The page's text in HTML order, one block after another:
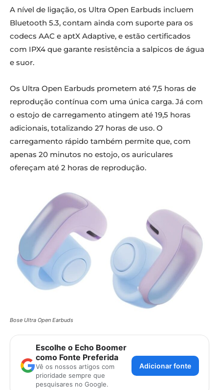
A nível de ligação, os Ultra Open Earbuds incluem
Bluetooth 5.3, contam ainda com suporte para os
codecs AAC e aptX Adaptive, e estão certificados
com IPX4 que garante resistência a salpicos de água
e suor.
Os Ultra Open Earbuds prometem até 7,5 horas de
reprodução contínua com uma única carga. Já com
o estojo de carregamento atingem até 19,5 horas
adicionais, totalizando 27 horas de uso. O
carregamento rápido também permite que, com
apenas 20 minutos no estojo, os auriculares
ofereçam até 2 horas de reprodução.
Bose Ultra Open Earbuds
Escolhe o Echo Boomer
como Fonte Preferida
Vê os nossos artigos com
prioridade sempre que
pesquisares no Google.
Adicionar fonte